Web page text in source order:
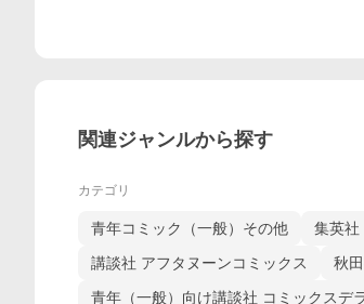
関連ジャンルから探す
カテゴリ
青年コミック（一般）その他 集英社
講談社 アフタヌーンコミックス
秋
青年（一般）向け講談社 コミックスデ